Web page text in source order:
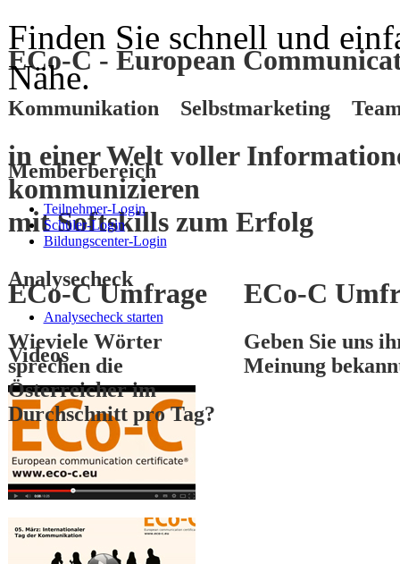
ECo-C - European
Kommunikation Selbstmarketing
in einer Welt voller
kommunizieren
mitSoftskillszum Erfolg
ECo-C Umfrage
Wieviele Wörter
sprechen die
Österreicher im
Durchschnitt pro Tag?
ECo-C
Geben Sie uns
Meinung
3
Finden Sie schnell und
Nähe.
Memberbereich
Teilnehmer-Login
Schüler-Login
Bildungscenter-Login
Analysecheck
Analysecheck starten
Videos